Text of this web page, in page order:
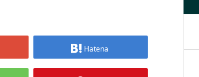
Hatena